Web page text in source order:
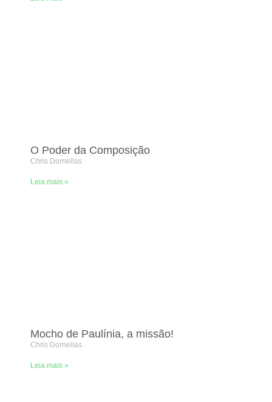
O Poder da Composição
Chris Dornellas
Leia mais »
Mocho de Paulínia, a missão!
Chris Dornellas
Leia mais »